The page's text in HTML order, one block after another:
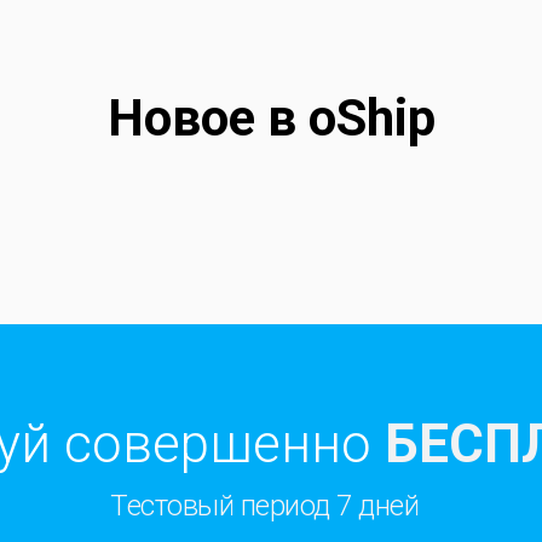
Новое в oShip
совершенно
Тестовый период 7 дней